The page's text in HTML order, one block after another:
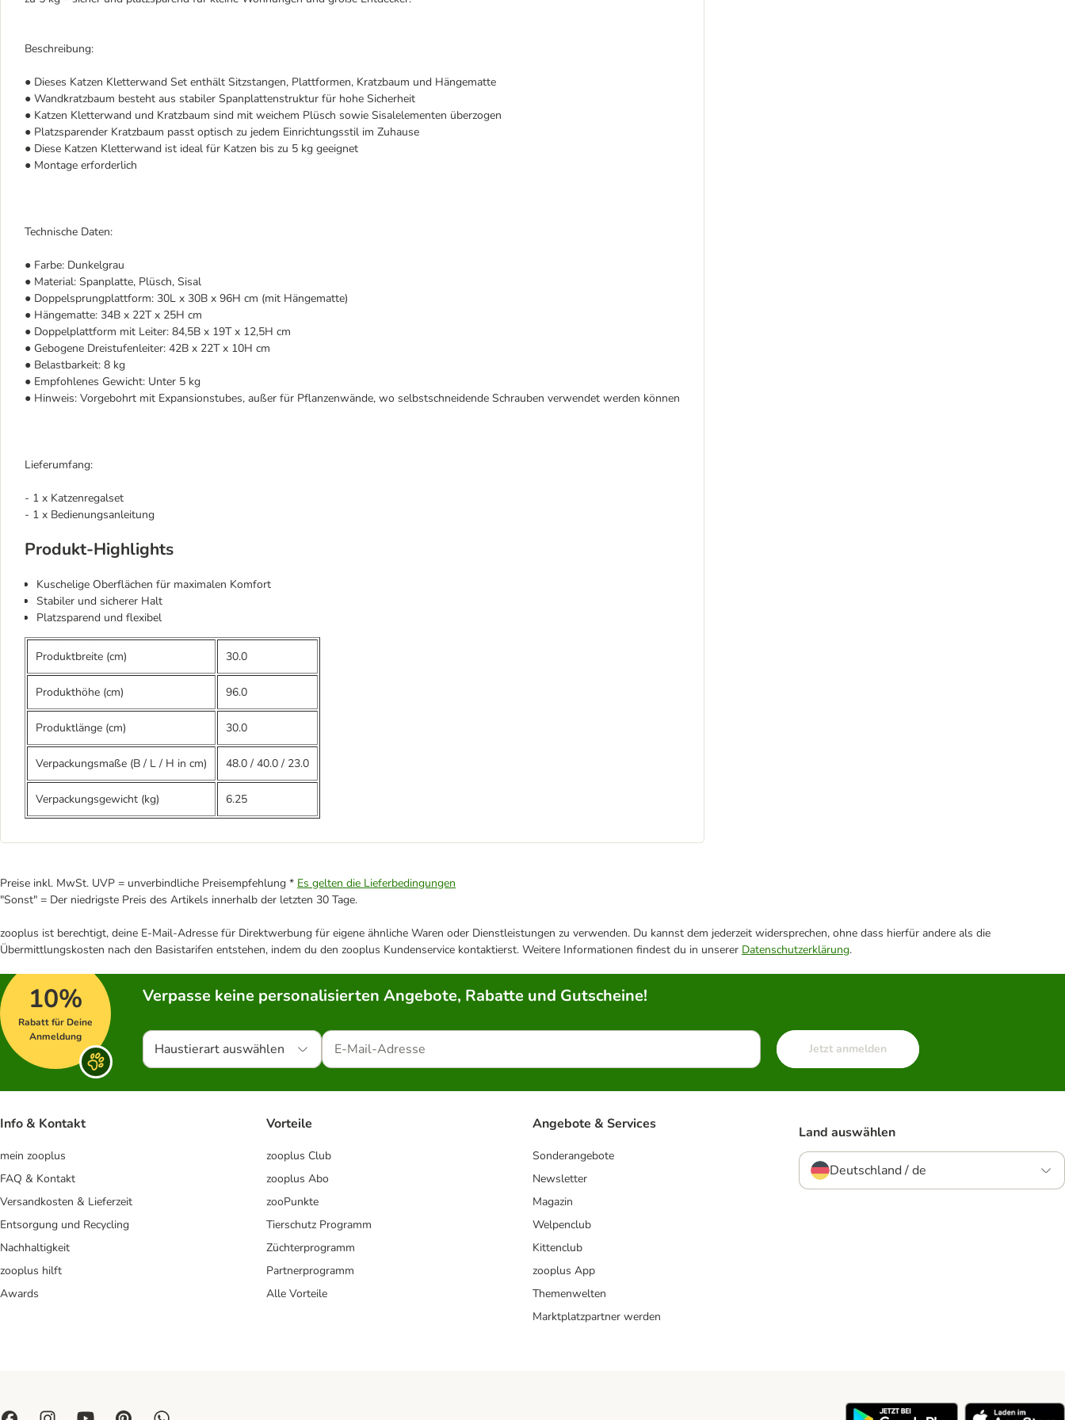
Beschreibung:
● Dieses Katzen Kletterwand Set enthält Sitzstangen, Plattformen, Kratzbaum und Hängematte
● Wandkratzbaum besteht aus stabiler Spanplattenstruktur für hohe Sicherheit
● Katzen Kletterwand und Kratzbaum sind mit weichem Plüsch sowie Sisalelementen überzogen
● Platzsparender Kratzbaum passt optisch zu jedem Einrichtungsstil im Zuhause
● Diese Katzen Kletterwand ist ideal für Katzen bis zu 5 kg geeignet
● Montage erforderlich
Technische Daten:
● Farbe: Dunkelgrau
● Material: Spanplatte, Plüsch, Sisal
● Doppelsprungplattform: 30L x 30B x 96H cm (mit Hängematte)
● Hängematte: 34B x 22T x 25H cm
● Doppelplattform mit Leiter: 84,5B x 19T x 12,5H cm
● Gebogene Dreistufenleiter: 42B x 22T x 10H cm
● Belastbarkeit: 8 kg
● Empfohlenes Gewicht: Unter 5 kg
● Hinweis: Vorgebohrt mit Expansionstubes, außer für Pflanzenwände, wo selbstschneidende Schrauben verwendet werden können
Lieferumfang:
- 1 x Katzenregalset
- 1 x Bedienungsanleitung
Produkt-Highlights
Kuschelige Oberflächen für maximalen Komfort
Stabiler und sicherer Halt
Platzsparend und flexibel
Produktbreite (cm) 30.0
Produkthöhe (cm) 96.0
Produktlänge (cm) 30.0
Verpackungsmaße (B / L / H in cm) 48.0 / 40.0 / 23.0
Verpackungsgewicht (kg) 6.25
Preise inkl. MwSt. UVP = unverbindliche Preisempfehlung * Es gelten die Lieferbedingungen
"Sonst" = Der niedrigste Preis des Artikels innerhalb der letzten 30 Tage.
zooplus ist berechtigt, deine E-Mail-Adresse für Direktwerbung für eigene ähnliche Waren oder Dienstleistungen zu verwenden. Du kannst dem jederzeit widersprechen, ohne dass hierfür andere als die
Übermittlungskosten nach den Basistarifen entstehen, indem du den zooplus Kundenservice kontaktierst. Weitere Informationen findest du in unserer Datenschutzerklärung.
10%
Rabatt für Deine
Anmeldung
Verpasse keine personalisierten Angebote, Rabatte und Gutscheine!
Haustierart auswählen Jetzt anmelden
Info & Kontakt
mein zooplus
FAQ & Kontakt
Versandkosten & Lieferzeit
Entsorgung und Recycling
Nachhaltigkeit
zooplus hilft
Awards
Vorteile
zooplus Club
zooplus Abo
zooPunkte
Tierschutz Programm
Züchterprogramm
Partnerprogramm
Alle Vorteile
Angebote & Services
Sonderangebote
Newsletter
Magazin
Welpenclub
Kittenclub
zooplus App
Themenwelten
Marktplatzpartner werden
Land auswählen
Deutschland / de